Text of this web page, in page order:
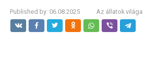
Published by: 06.08.2025 Az állatok világa